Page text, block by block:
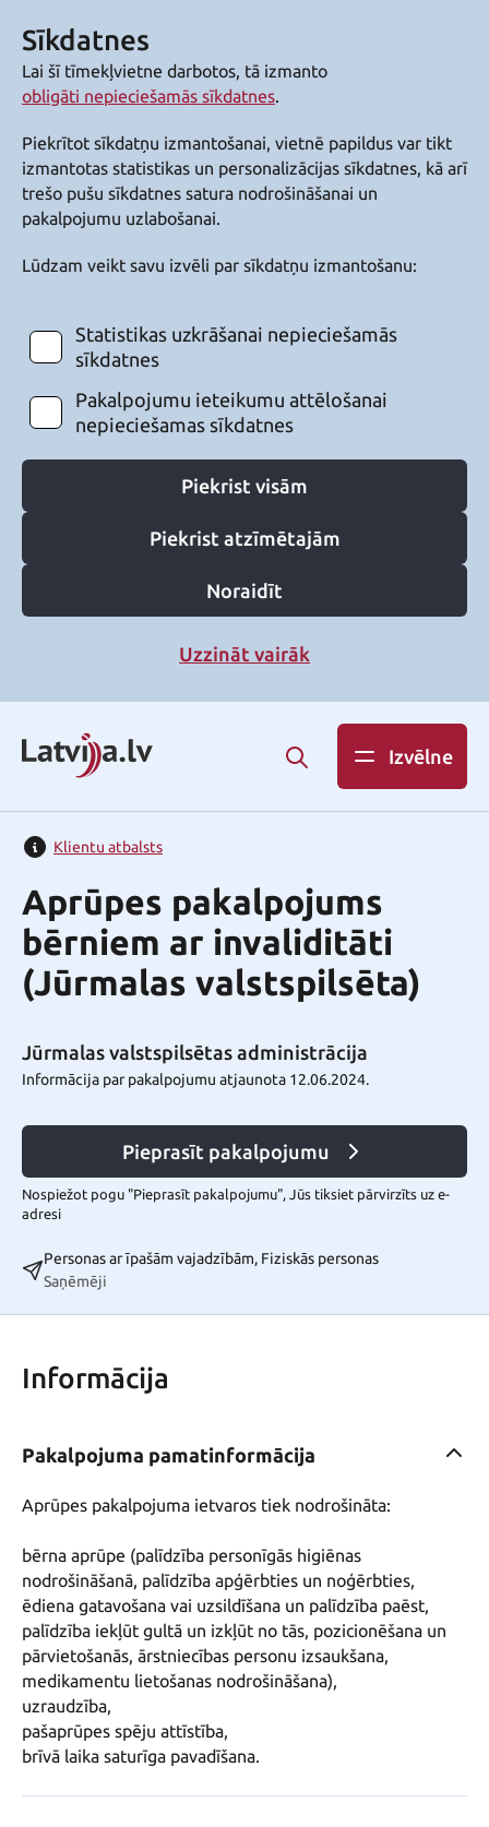
Sīkdatnes
Lai šī tīmekļvietne darbotos, tā izmanto
obligāti nepieciešamās sīkdatnes.
Piekrītot sīkdatņu izmantošanai, vietnē papildus var tikt
izmantotas statistikas un personalizācijas sīkdatnes, kā arī
trešo pušu sīkdatnes satura nodrošināšanai un
pakalpojumu uzlabošanai.
Lūdzam veikt savu izvēli par sīkdatņu izmantošanu:
Statistikas uzkrāšanai nepieciešamās
sīkdatnes
Pakalpojumu ieteikumu attēlošanai
nepieciešamas sīkdatnes
Piekrist visām
Piekrist atzīmētajām
Noraidīt
Uzzināt vairāk
Izvēlne
Klientu atbalsts
Aprūpes pakalpojums
bērniem ar invaliditāti
(Jūrmalas valstspilsēta)
Jūrmalas valstspilsētas administrācija
Informācija par pakalpojumu atjaunota 12.06.2024.
Pieprasīt pakalpojumu
Nospiežot pogu "Pieprasīt pakalpojumu", Jūs tiksiet pārvirzīts uz e-
adresi
Personas ar īpašām vajadzībām, Fiziskās personas
Saņēmēji
Informācija
Pakalpojuma pamatinformācija
Aprūpes pakalpojuma ietvaros tiek nodrošināta:
bērna aprūpe (palīdzība personīgās higiēnas
nodrošināšanā, palīdzība apģērbties un noģērbties,
ēdiena gatavošana vai uzsildīšana un palīdzība paēst,
palīdzība iekļūt gultā un izkļūt no tās, pozicionēšana un
pārvietošanās, ārstniecības personu izsaukšana,
medikamentu lietošanas nodrošināšana),
uzraudzība,
pašaprūpes spēju attīstība,
brīvā laika saturīga pavadīšana.